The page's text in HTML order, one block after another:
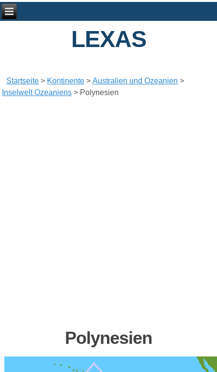
LEXAS
Startseite > Kontinente >Australien und Ozeanien >
Inselwelt Ozeaniens > Polynesien
Polynesien